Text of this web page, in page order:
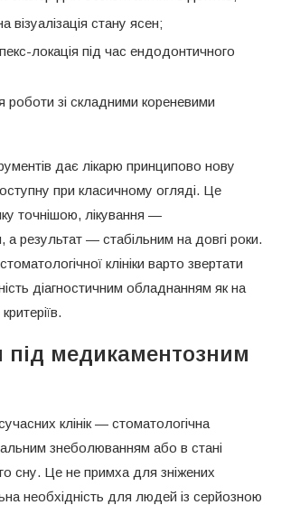
візуалізація стану ясен;
локація під час ендодонтичного
роботи зі складними кореневими
дає лікарю принципово нову
при класичному огляді. Це
точнішою, лікування —
а результат — стабільним на довгі роки.
клініки варто звертати
діагностичним обладнанням як на
під медикаментозним
клінік — стоматологічна
знеболюванням або в стані
сну. Це не примха для зніжених
необхідність для людей із серйозною